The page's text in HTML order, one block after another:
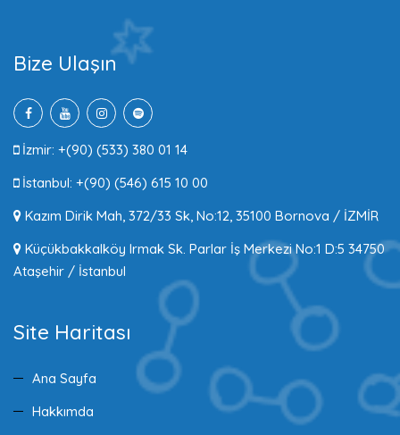
Bize Ulaşın
İzmir: +(90) (533) 380 01 14
İstanbul: +(90) (546) 615 10 00
Kazım Dirik Mah, 372/33 Sk, No:12, 35100 Bornova / İZMİR
Küçükbakkalköy Irmak Sk. Parlar İş Merkezi No:1 D:5 34750
Ataşehir / İstanbul
Site Haritası
Ana Sayfa
Hakkımda